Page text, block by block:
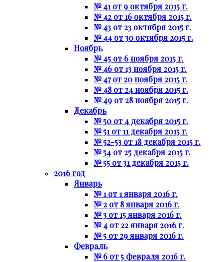
№ 41 от 9 октября 2015 г.
№ 42 от 16 октября 2015 г.
№ 43 от 23 октября 2015 г.
№ 44 от 30 октября 2015 г.
Ноябрь
№ 45 от 6 ноября 2015 г.
№ 46 от 13 ноября 2015 г.
№ 47 от 20 ноября 2015 г.
№ 48 от 24 ноября 2015 г.
№ 49 от 28 ноября 2015 г.
Декабрь
№ 50 от 4 декабря 2015 г.
№ 51 от 11 декабря 2015 г.
№ 52-53 от 18 декабря 2015 г.
№ 54 от 25 декабря 2015 г.
№ 55 от 31 декабря 2015 г.
2016 год
Январь
№ 1 от 1 января 2016 г.
№ 2 от 8 января 2016 г.
№ 3 от 15 января 2016 г.
№ 4 от 22 января 2016 г.
№ 5 от 29 января 2016 г.
Февраль
№ 6 от 5 февраля 2016 г.